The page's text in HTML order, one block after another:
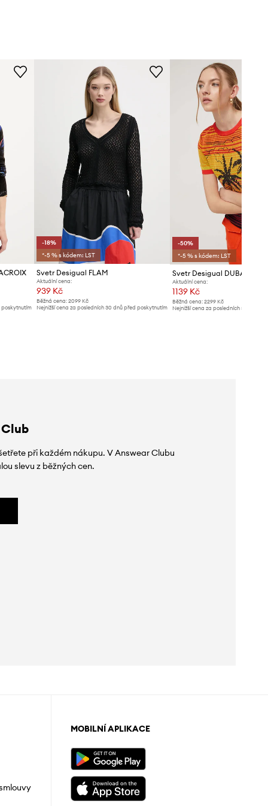
poskytnutím
-18%
*-5 % s kódem: LST
Svetr Desigual FLAM
Aktuální cena:
939 Kč
Běžná cena:2099 Kč
Nejnižší cena za posledních 30 dnů před poskytnutím
-50%
*-5 % s kódem: LST
Svetr Desigual DUBAI
Aktuální cena:
1139 Kč
Běžná cena: 2299 Kč
Nejnižší cena za posledních 30 dnů
při každém nákupu. V Answear Clubu
slevu z běžných cen.
MOBILNÍ APLIKACE